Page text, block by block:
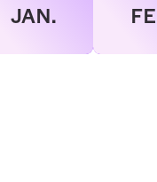
JAN.